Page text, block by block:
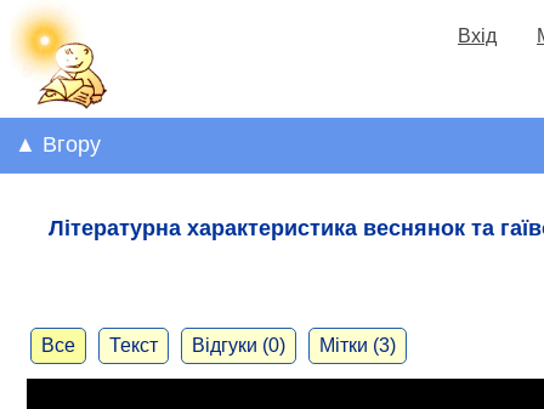
Вхід
▲ Вгору
Літературна характеристика веснянок та
Все Текст Відгуки (0) Мітки (3)